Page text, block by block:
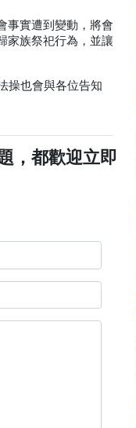
事實遭到變動，將會
家族祭祀行為，並讓
操也會與各位告知
，都歡迎立即